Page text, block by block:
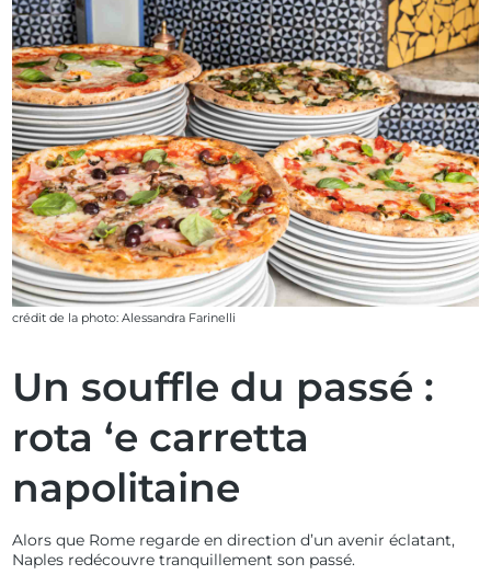
crédit de la photo: Alessandra Farinelli
Un souffle du passé :
rota ‘e carretta
napolitaine
Alors que Rome regarde en direction d’un avenir éclatant,
Naples redécouvre tranquillement son passé.